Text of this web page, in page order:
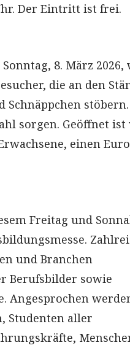
Der Eintritt ist frei.
8. März 2026,
die an den
sorgen. Geöffnet ist
einen
Freitag und
und Branchen
Berufsbilder sowie
Angesprochen
Studenten aller